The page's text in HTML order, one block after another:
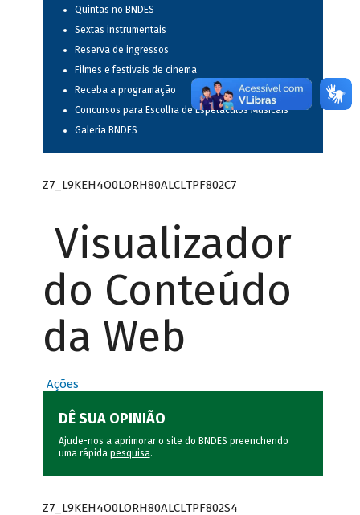
Quintas no BNDES
Sextas instrumentais
Reserva de ingressos
Filmes e festivais de cinema
Receba a programação
Concursos para Escolha de Espetáculos Musicais
Galeria BNDES
Z7_L9KEH4O0LORH80ALCLTPF802C7
Visualizador
do Conteúdo
da Web
Ações
DÊ SUA OPINIÃO
Ajude-nos a aprimorar o site do BNDES preenchendo
uma rápida pesquisa.
Z7_L9KEH4O0LORH80ALCLTPF802S4